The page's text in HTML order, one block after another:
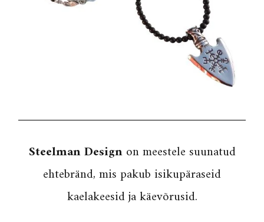
Steelman Designon meestele suunatud
ehtebränd, mis pakub isikupäraseid
kaelakeesid ja käevõrusid.